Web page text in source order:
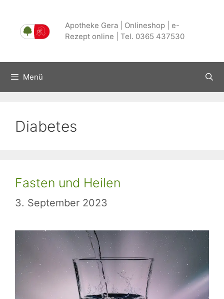
Inhalt
springen
Apotheke Gera | Onlineshop | e-
Rezept online | Tel. 0365 437530
Menü
Diabetes
Fasten und Heilen
3. September 2023